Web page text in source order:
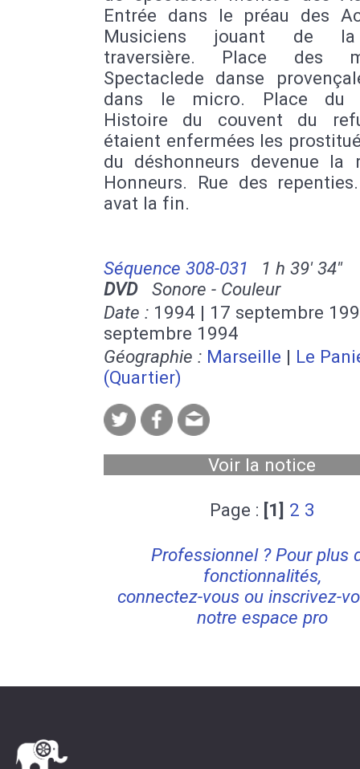
Entrée dans le préau des
Musiciens jouant de
traversière. Place des
Spectaclede danse
dans le micro. Place du
Histoire du couvent du
étaient enfermées les
du déshonneurs devenue la
Honneurs. Rue des
avat la fin.
Séquence 308-031
1 h 39' 34''
DVDSonore - Couleur
Date : 1994 | 17 septembre
septembre 1994
Géographie : Marseille | Le
(Quartier)
Voir la notice
Page : [1] 2 3
Professionnel ? Pour plus
fonctionnalités,
connectez-vous ou inscrivez-
notre espace pro